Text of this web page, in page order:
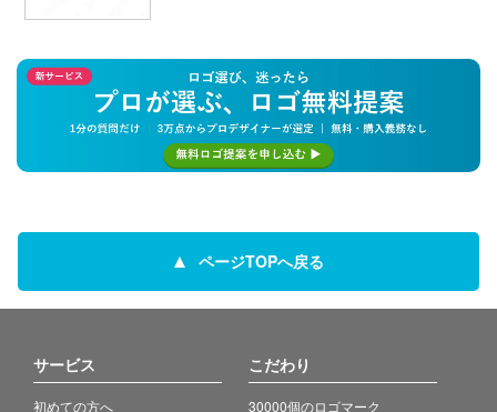
ページTOPへ戻る
サービス
初めての方へ
こだわり
30000個のロゴマーク